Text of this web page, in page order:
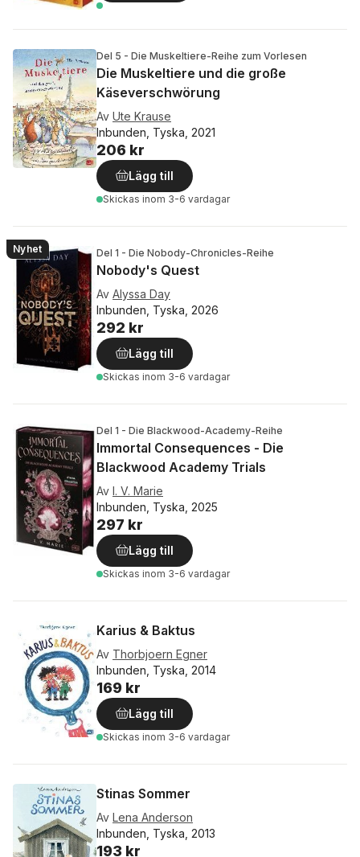
Del 5 - Die Muskeltiere-Reihe zum Vorlesen
Die Muskeltiere und die große
Käseverschwörung
Av Ute Krause
Inbunden, Tyska, 2021
206 kr
Lägg till
Skickas inom 3-6 vardagar
Nyhet Del 1 - Die Nobody-Chronicles-Reihe
Nobody's Quest
Av Alyssa Day
Inbunden, Tyska, 2026
292 kr
Lägg till
Skickas inom 3-6 vardagar
Del 1 - Die Blackwood-Academy-Reihe
Immortal Consequences - Die
Blackwood Academy Trials
Av I. V. Marie
Inbunden, Tyska, 2025
297 kr
Lägg till
Skickas inom 3-6 vardagar
Karius & Baktus
Av Thorbjoern Egner
Inbunden, Tyska, 2014
169 kr
Lägg till
Skickas inom 3-6 vardagar
Stinas Sommer
Av Lena Anderson
Inbunden, Tyska, 2013
193 kr